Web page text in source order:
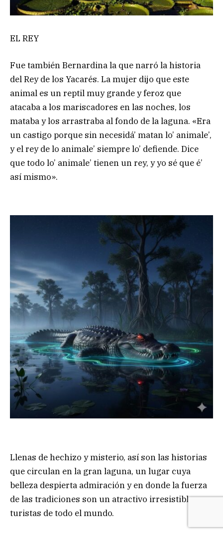
EL REY
Fue también Bernardina la que narró la historia
del Rey de los Yacarés. La mujer dijo que este
animal es un reptil muy grande y feroz que
atacaba a los mariscadores en las noches, los
mataba y los arrastraba al fondo de la laguna. «Era
un castigo porque sin necesidá’ matan lo’ animale’,
y el rey de lo animale’ siempre lo’ defiende. Dice
que todo lo’ animale’ tienen un rey, y yo sé que é’
así mismo».
Llenas de hechizo y misterio, así son las historias
que circulan en la gran laguna, un lugar cuya
belleza despierta admiración y en donde la fuerza
de las tradiciones son un atractivo irresistible para
turistas de todo el mundo.